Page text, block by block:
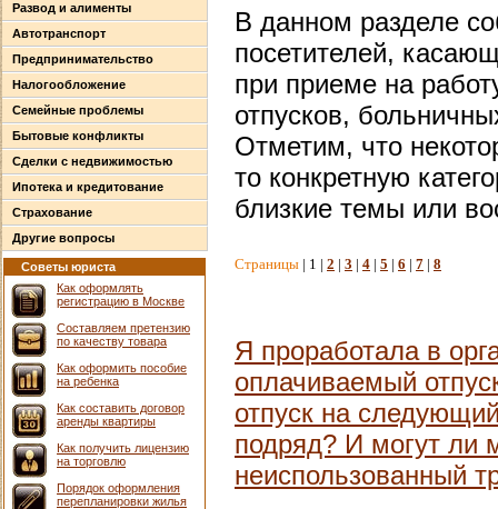
Развод и алименты
Автотранспорт
Предпринимательство
Налогообложение
Семейные проблемы
Бытовые конфликты
Сделки с недвижимостью
Ипотека и кредитование
Страхование
Другие вопросы
Советы юриста
Как оформлять
регистрацию в Москве
Составляем претензию
по качеству товара
Как оформить пособие
на ребенка
Как составить договор
аренды квартиры
Как получить лицензию
на торговлю
Порядок оформления
перепланировки жилья
В данном разделе
посетителей,
при приеме на
отпусков,
Отметим, что
то конкретную
близкие темы или
Страницы | 1 | 2 | 3 | 4 | 5 | 6 | 7 | 8
Я проработала в
оплачиваемый
отпуск на
подряд? И могут ли
неиспользованный